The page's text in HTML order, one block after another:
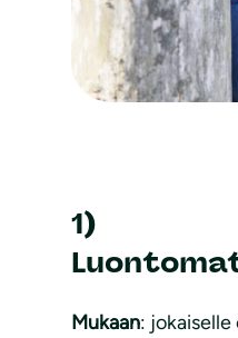
1)
Mukaan: